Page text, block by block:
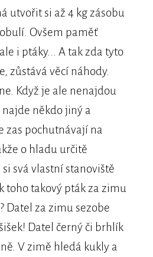
utvořit si až 4 kg zásobu
Ovšem paměť
i ptáky... A tak zda tyto
zůstává věcí náhody.
Když je ale nenajdou
někdo jiný a
zas pochutnávají na
o hladu určitě
svá vlastní stanoviště
toho takový pták za zimu
Datel za zimu sezobe
Datel černý či brhlík
V zimě hledá kukly a